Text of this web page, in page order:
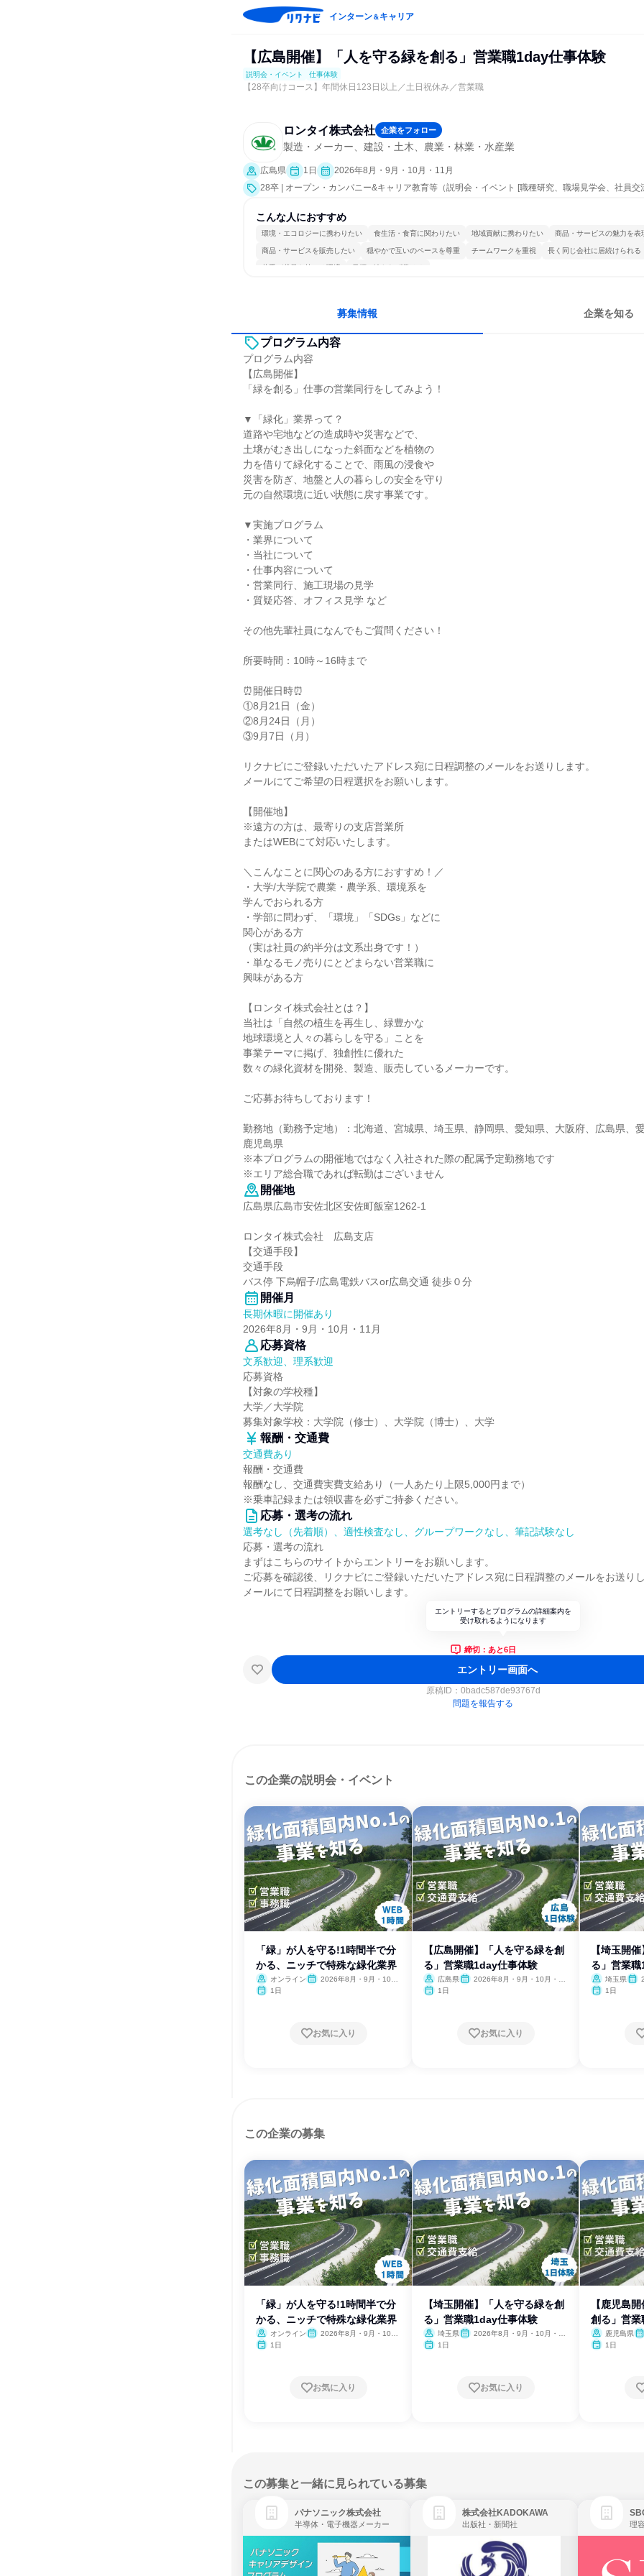
インターン＆キャリア
【広島開催】「人を守る緑を創る」営業職1day仕事体験
説明会・イベント 仕事体験
【28卒向けコース】年間休日123日以上／土日祝休み／営業職
ロンタイ株式会社 企業をフォロー
製造・メーカー、建設・土木、農業・林業・水産業
広島県 1日
2026年8月・9月・10月・11月
28卒 | オープン・カンパニー&キャリア教育等（説明会・イベント [職種研究、職場見学会、社員交
こんな人におすすめ
環境・エコロジーに携わりたい 食生活・食育に関わりたい 地域貢献に携わりたい 商品・サービスの魅力を表
商品・サービスを販売したい 穏やかで互いのペースを尊重 チームワークを重視 長く同じ会社に居続けられる
若手が裁量を持てる環境 目標に追われず働ける
募集情報 企業を知る
プログラム内容
プログラム内容
【広島開催】
「緑を創る」仕事の営業同行をしてみよう！
▼「緑化」業界って？
道路や宅地などの造成時や災害などで、
土壌がむき出しになった斜面などを植物の
力を借りて緑化することで、雨風の浸食や
災害を防ぎ、地盤と人の暮らしの安全を守り
元の自然環境に近い状態に戻す事業です。
▼実施プログラム
・業界について
・当社について
・仕事内容について
・営業同行、施工現場の見学
・質疑応答、オフィス見学 など
その他先輩社員になんでもご質問ください！
所要時間：10時～16時まで
⏰開催日時⏰
①8月21日（金）
②8月24日（月）
③9月7日（月）
リクナビにご登録いただいたアドレス宛に日程調整のメールをお送りします。
メールにてご希望の日程選択をお願いします。
【開催地】
※遠方の方は、最寄りの支店営業所
またはWEBにて対応いたします。
＼こんなことに関心のある方におすすめ！／
・大学/大学院で農業・農学系、環境系を
学んでおられる方
・学部に問わず、「環境」「SDGs」などに
関心がある方
（実は社員の約半分は文系出身です！）
・単なるモノ売りにとどまらない営業職に
興味がある方
【ロンタイ株式会社とは？】
当社は「自然の植生を再生し、緑豊かな
地球環境と人々の暮らしを守る」ことを
事業テーマに掲げ、独創性に優れた
数々の緑化資材を開発、製造、販売しているメーカーです。
ご応募お待ちしております！
勤務地（勤務予定地）：北海道、宮城県、埼玉県、静岡県、愛知県、大阪府、広島県、
鹿児島県
※本プログラムの開催地ではなく入社された際の配属予定勤務地です
※エリア総合職であれば転勤はございません
開催地
広島県広島市安佐北区安佐町飯室1262-1
ロンタイ株式会社 広島支店
【交通手段】
交通手段
バス停 下烏帽子/広島電鉄バスor広島交通 徒歩０分
開催月
長期休暇に開催あり
2026年8月・9月・10月・11月
応募資格
文系歓迎、理系歓迎
応募資格
【対象の学校種】
大学／大学院
募集対象学校：大学院（修士）、大学院（博士）、大学
報酬・交通費
交通費あり
報酬・交通費
報酬なし、交通費実費支給あり（一人あたり上限5,000円まで）
※乗車記録または領収書を必ずご持参ください。
応募・選考の流れ
選考なし（先着順）、適性検査なし、グループワークなし、筆記試験なし
応募・選考の流れ
まずはこちらのサイトからエントリーをお願いします。
ご応募を確認後、リクナビにご登録いただいたアドレス宛に日程調整のメールをお送り
メールにて日程調整をお願いします。
エントリーするとプログラムの詳細案内を
受け取れるようになります
締切：あと6日
エントリー画面へ
原稿ID： 0badc587de93767d
問題を報告する
この企業の説明会・イベント
「緑」が人を守る!1時間半で分
かる、ニッチで特殊な緑化業界
オンライン
2026年8月・9月・10
1日
お気に入り
【広島開催】「人を守る緑を創
る」営業職1day仕事体験
広島県
2026年8月・9月・10月・11
1日
お気に入り
【埼玉開
る」営業
埼玉県
1日
この企業の募集
「緑」が人を守る!1時間半で分
かる、ニッチで特殊な緑化業界
オンライン
2026年8月・9月・10
1日
お気に入り
【埼玉開催】「人を守る緑を創
る」営業職1day仕事体験
埼玉県
2026年8月・9月・10月・11
1日
お気に入り
【鹿児島
創る」営
鹿児島県
1日
この募集と一緒に見られている募集
パナソニック株式会社
半導体・電子機器メーカー
株式会社KADOKAWA
出版社・新聞社